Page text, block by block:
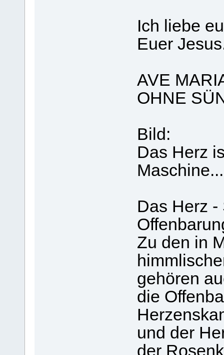
Ich liebe
Euer
AVE
OHNE
Bild:
Das Herz
Das Herz -
Zu den in
gehören
die
und der
der